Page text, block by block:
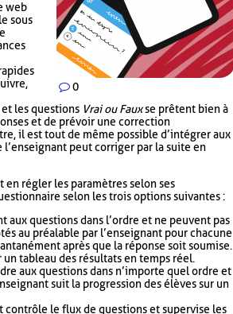
0
web
sous
les questions Vrai ou Fauxse prêtent bien à
et de prévoir une correction
il est tout de même possible d’intégrer aux
peut corriger par la suite en
régler les paramètres selon ses
selon les trois options suivantes :
questions dans l’ordre et ne peuvent pas
au préalable par l’enseignant pour chacune
après que la réponse soit soumise.
un tableau des résultats en temps réel.
aux questions dans n’importe quel ordre et
suit la progression des élèves sur un
contrôle le flux de questions et supervise les